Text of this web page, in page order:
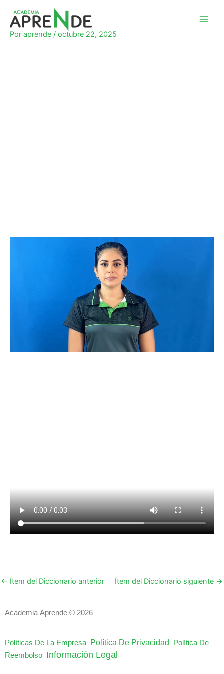
contenido
Por aprende / octubre 22, 2025
← Ítem del Diccionario anterior Ítem del Diccionario siguiente →
Academia Aprende © 2026
Políticas De La Empresa Política De Privacidad
Política De
Reembolso Información Legal